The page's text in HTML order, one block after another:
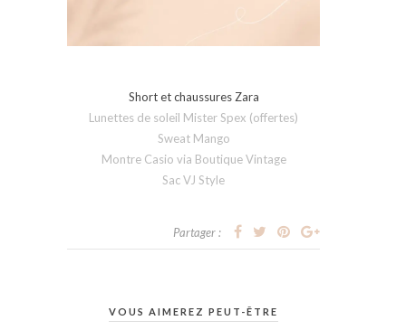
Short et chaussures Zara
Lunettes de soleil Mister Spex (offertes)
Sweat Mango
Montre Casio via Boutique Vintage
Sac VJ Style
Partager :
VOUS AIMEREZ PEUT-ÊTRE